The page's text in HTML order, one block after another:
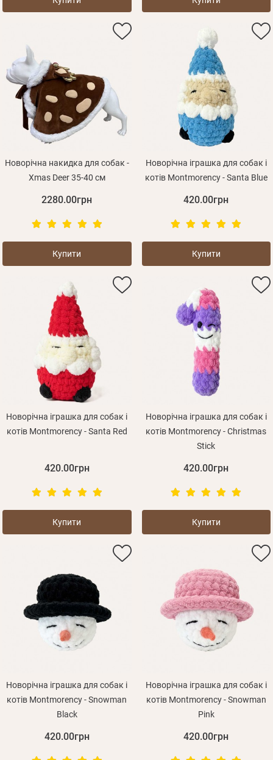
Новорічна накидка для собак -
Xmas Deer 35-40 см
2280.00грн
Купити
Новорічна іграшка для собак і
котів Montmorency - Santa Blue
420.00грн
Купити
Новорічна іграшка для собак і
котів Montmorency - Santa Red
420.00грн
Купити
Новорічна іграшка для собак і
котів Montmorency - Christmas
Stick
420.00грн
Купити
Новорічна іграшка для собак і
котів Montmorency - Snowman
Black
420.00грн
Новорічна іграшка для собак і
котів Montmorency - Snowman
Pink
420.00грн
Відправити
Реєстрація
Особисті дані
Згадали пароль?
Вам на пошту буде відправлено лист з посиланням
для підтвердження реєстрації.
Не прийшов лист?
Дані не підв'язані до одного облікового запису, або
ваш обліковий запис не підтверджена